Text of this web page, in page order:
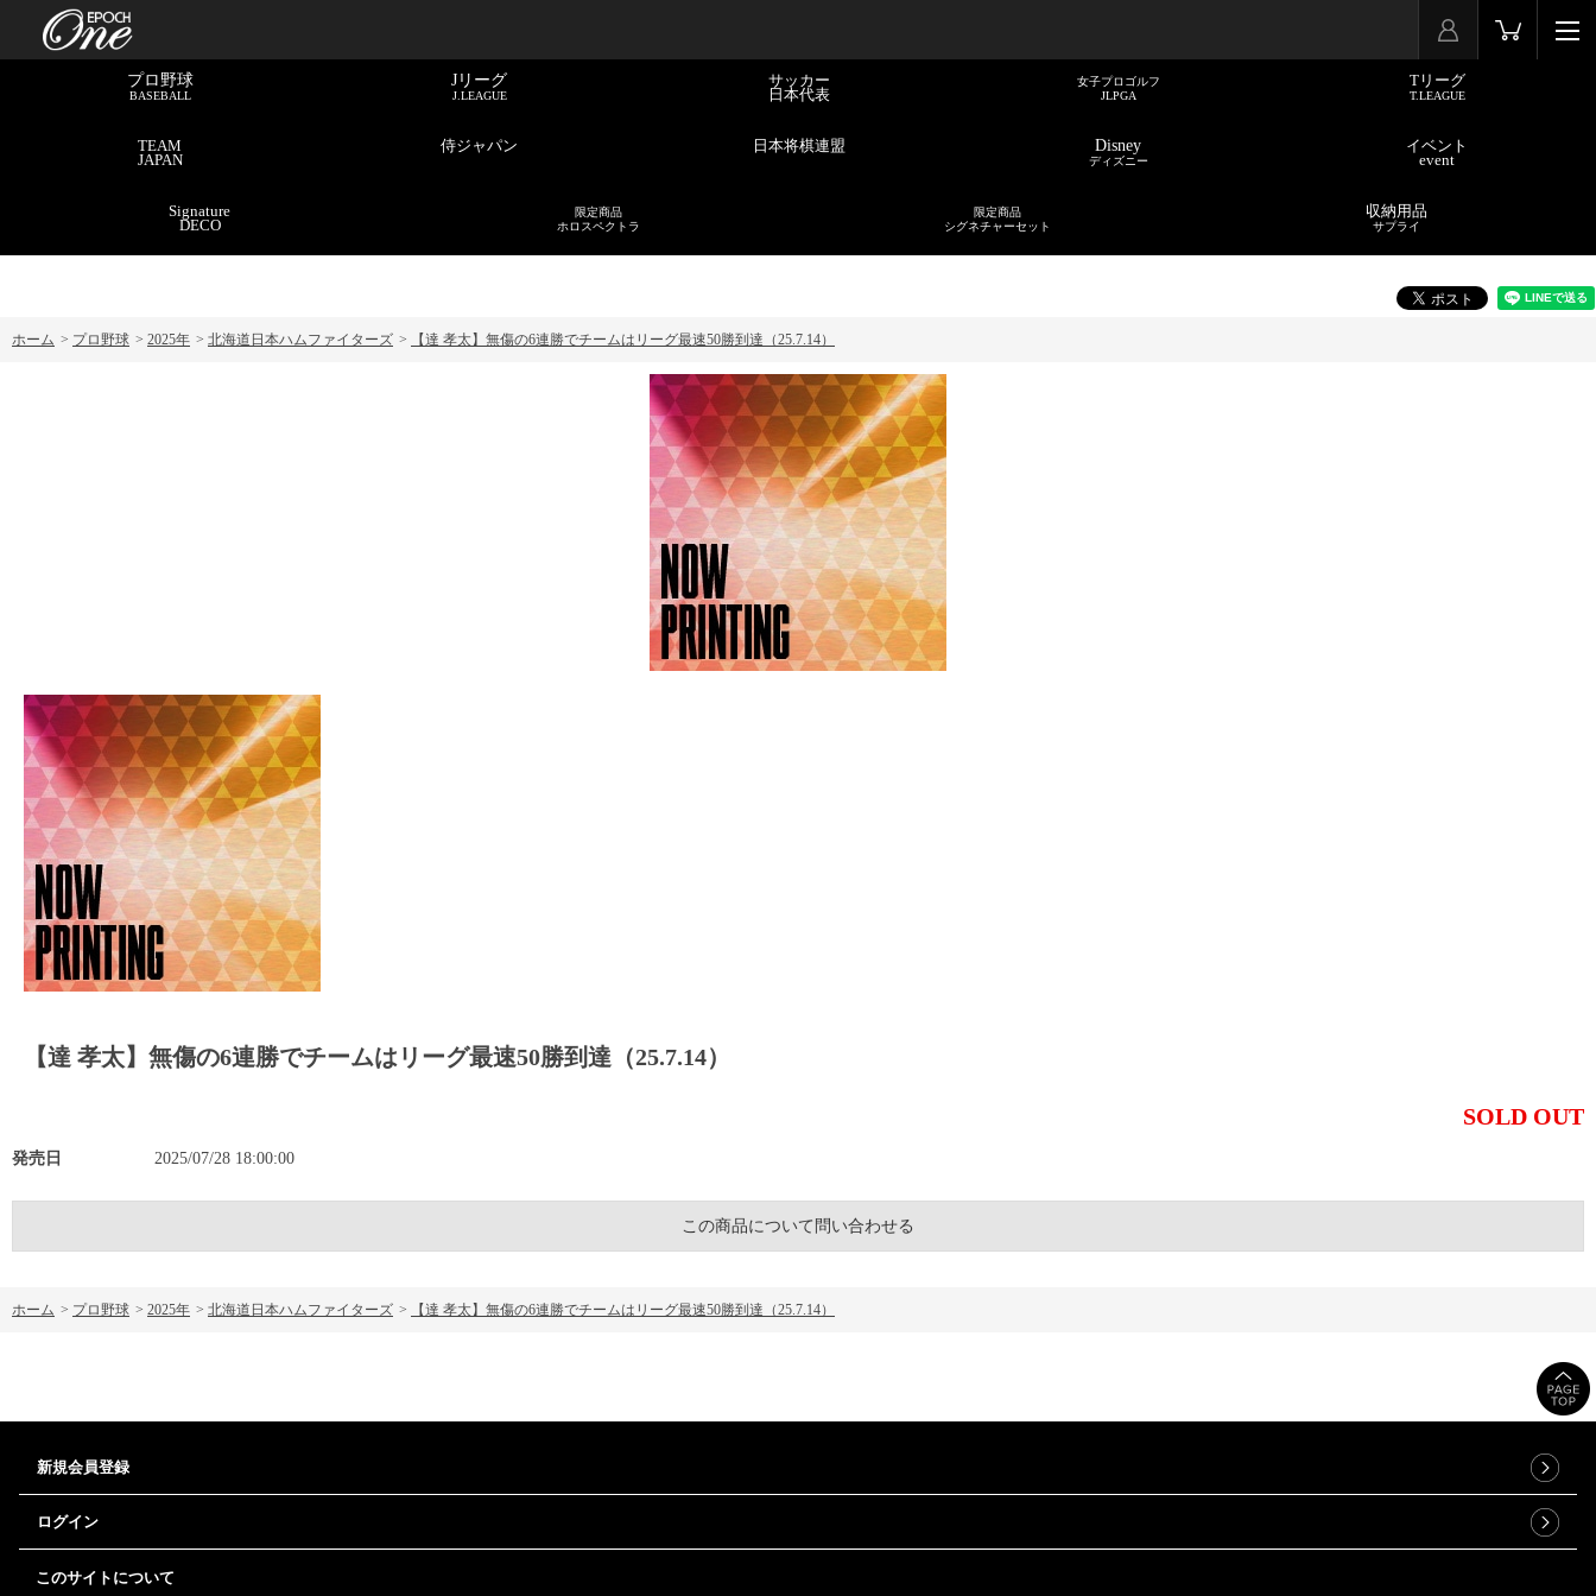
プロ野球
BASEBALL
Jリーグ
J.LEAGUE
サッカー
日本代表
女子プロゴルフ
JLPGA
Tリーグ
T.LEAGUE
TEAM
JAPAN
侍ジャパン 日本将棋連盟 Disney
ディズニー
イベント
event
Signature
DECO
限定商品
ホロスペクトラ
限定商品
シグネチャーセット
収納用品
サプライ
ホーム > プロ野球 > 2025年 > 北海道日本ハムファイターズ > 【達 孝太】無傷の6連勝でチームはリーグ最速50勝到達（25.7.14）
【達 孝太】無傷の6連勝でチームはリーグ最速50勝到達（25.7.14）
SOLD OUT
発売日 2025/07/28 18:00:00
この商品について問い合わせる
ホーム > プロ野球 > 2025年 > 北海道日本ハムファイターズ > 【達 孝太】無傷の6連勝でチームはリーグ最速50勝到達（25.7.14）
新規会員登録
ログイン
このサイトについて